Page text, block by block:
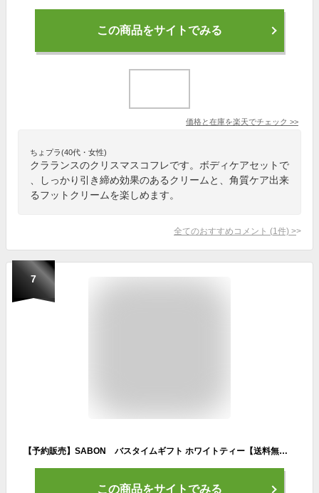
この商品をサイトでみる
価格と在庫を楽天でチェック >>
ちょプラ(40代・女性)
クラランスのクリスマスコフレです。ボディケアセットで
、しっかり引き締め効果のあるクリームと、角質ケア出来
るフットクリームを楽しめます。
全てのおすすめコメント (1 件) >
7
【予約販売】SABON バスタイムギフト ホワイトティー【送料無料】12月1日より順次発送 2023クリスマスコフレ
この商品をサイトでみる